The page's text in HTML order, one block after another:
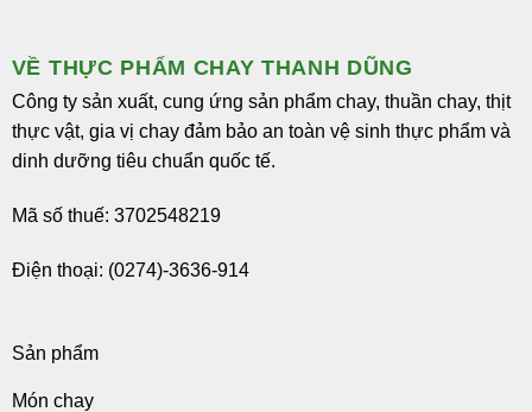
VỀ THỰC PHẨM CHAY THANH DŨNG
Công ty sản xuất, cung ứng sản phẩm chay, thuần chay, thịt
thực vật, gia vị chay đảm bảo an toàn vệ sinh thực phẩm và
dinh dưỡng tiêu chuẩn quốc tế.
Mã số thuế: 3702548219
Điện thoại: (0274)-3636-914
Sản phẩm
Món chay